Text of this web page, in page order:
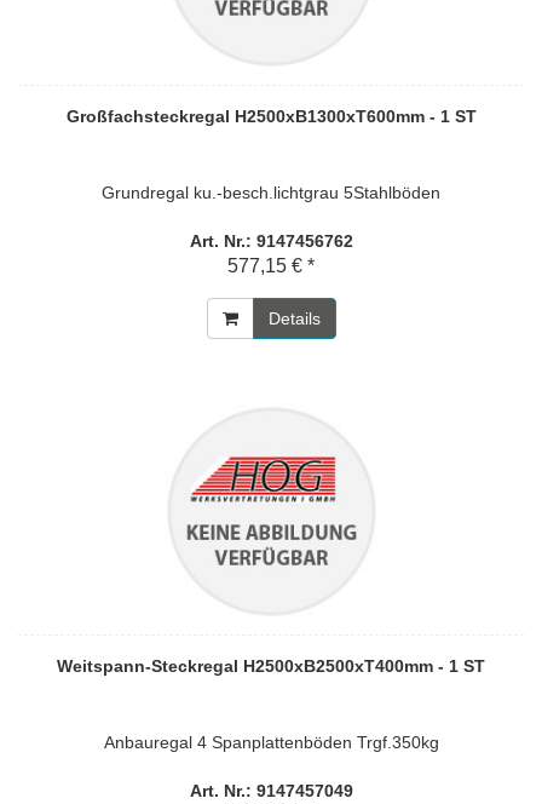
Großfachsteckregal H2500xB1300xT600mm - 1 ST
Grundregal ku.-besch.lichtgrau 5Stahlböden
Art. Nr.: 9147456762
577,15 € *
Details
Weitspann-Steckregal H2500xB2500xT400mm - 1 ST
Anbauregal 4 Spanplattenböden Trgf.350kg
Art. Nr.: 9147457049